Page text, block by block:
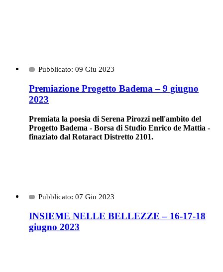
Pubblicato: 09 Giu 2023
Premiazione Progetto Badema – 9 giugno
2023
Premiata la poesia di Serena Pirozzi nell'ambito del
Progetto Badema - Borsa di Studio Enrico de Mattia -
finaziato dal Rotaract Distretto 2101.
Pubblicato: 07 Giu 2023
INSIEME NELLE BELLEZZE – 16-17-18
giugno 2023